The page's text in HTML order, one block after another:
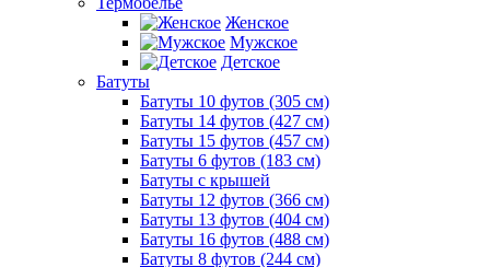
Женское
Мужское
Детское
Батуты
Батуты 10 футов (305 см)
Батуты 14 футов (427 см)
Батуты 15 футов (457 см)
Батуты 6 футов (183 см)
Батуты с крышей
Батуты 12 футов (366 см)
Батуты 13 футов (404 см)
Батуты 16 футов (488 см)
Батуты 8 футов (244 см)